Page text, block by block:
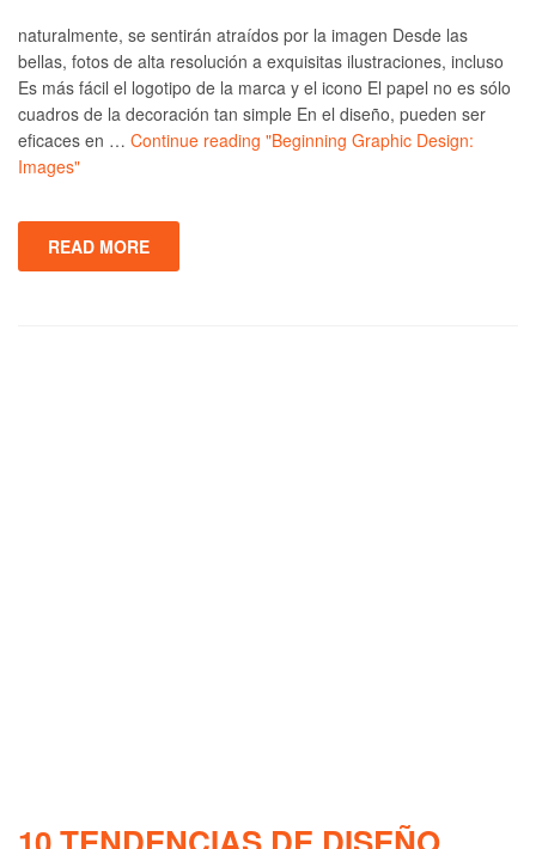
naturalmente, se sentirán atraídos por la imagen Desde las
bellas, fotos de alta resolución a exquisitas ilustraciones, incluso
Es más fácil el logotipo de la marca y el icono El papel no es sólo
cuadros de la decoración tan simple En el diseño, pueden ser
eficaces en … Continue reading "Beginning Graphic Design:
Images"
READ MORE